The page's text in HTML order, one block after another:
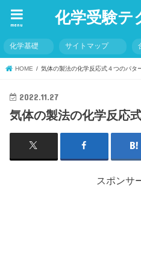
化学受験テ
menu
化学基礎 サイトマップ
HOME 気体の製法の化学反応式４つのパタ
2022.11.27
気体の製法の化学反応
スポンサ